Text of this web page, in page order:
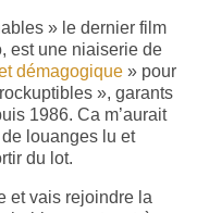
» le dernier film
est une niaiserie de
démagogique » pour
», garants
1986. Ca m’aurait
louanges lu et
du lot.
et vais rejoindre la